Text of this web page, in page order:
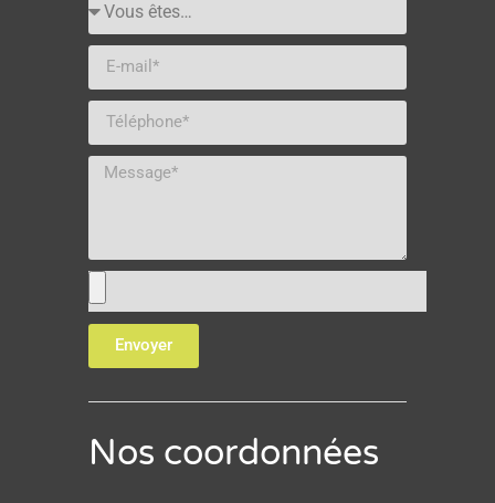
Envoyer
Nos coordonnées